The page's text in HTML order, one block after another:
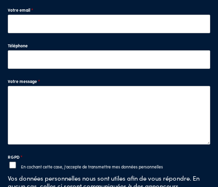
Votre email*
Téléphone
Votre message*
RGPD*
En cochant cette case, j'accepte de transmettre mes données personnelles
Vos données personnelles nous sont utiles afin de vous répondre. En